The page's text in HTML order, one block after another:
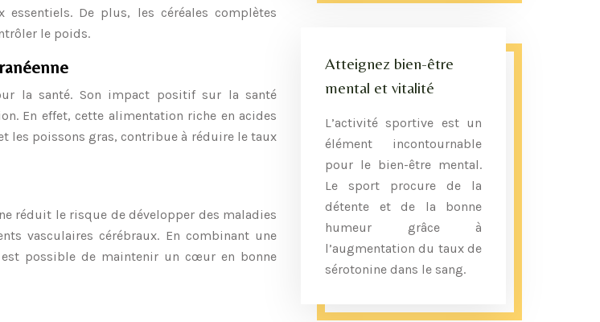
De plus, les céréales complètes
le poids.
la santé. Son impact positif sur la santé
En effet, cette alimentation riche en acides
les poissons gras, contribue à réduire le taux
réduit le risque de développer des maladies
vasculaires cérébraux. En combinant une
possible de maintenir un cœur en bonne
Atteignez bien-être
mental et vitalité
L’activité sportive est un
élément incontournable
pour le bien-être mental.
Le sport procure de la
détente et de la bonne
humeur grâce à
l’augmentation du taux de
sérotonine dans le sang.